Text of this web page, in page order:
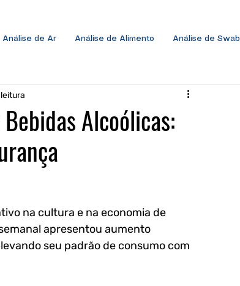
Análise de Ar Análise de Alimento Análise de Swab
Alcoólicas:
na cultura e na economia de
apresentou aumento
seu padrão de consumo com